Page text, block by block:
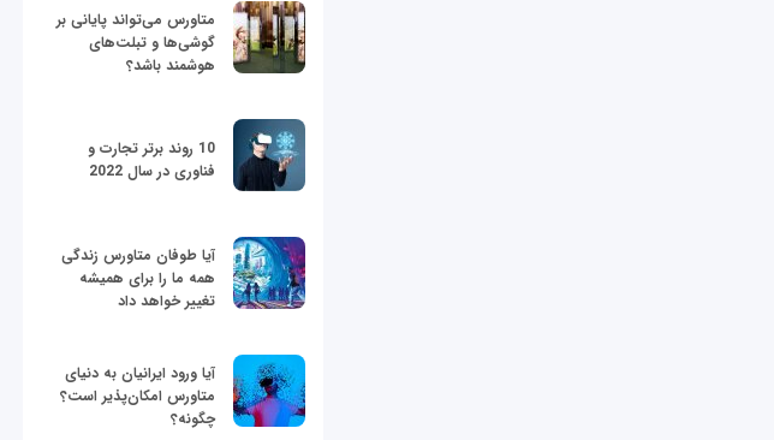
متاورس می‌تواند پایانی بر
گوشی‌ها و تبلت‌های
هوشمند باشد؟
10 روند برتر تجارت و
فناوری در سال 2022
آیا طوفان متاورس زندگی
همه ما را برای همیشه
تغییر خواهد داد
آیا ورود ایرانیان به دنیای
متاورس امکان‌پذیر است؟
چگونه؟